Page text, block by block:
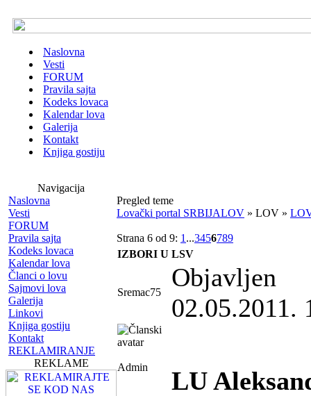
Naslovna
Vesti
FORUM
Pravila sajta
Kodeks lovaca
Kalendar lova
Galerija
Kontakt
Knjiga gostiju
Navigacija
Naslovna
Vesti
FORUM
Pravila sajta
Kodeks lovaca
Kalendar lova
Članci o lovu
Sajmovi lova
Galerija
Linkovi
Knjiga gostiju
Kontakt
REKLAMIRANJE
REKLAME
Pregled teme
Lovački portal SRBIJALOV » LOV »
Strana 6 od 9: 1 ...3456789
IZBORI U LSV
Sremac75
Objavljen
02.05.2011.
Admin
LU